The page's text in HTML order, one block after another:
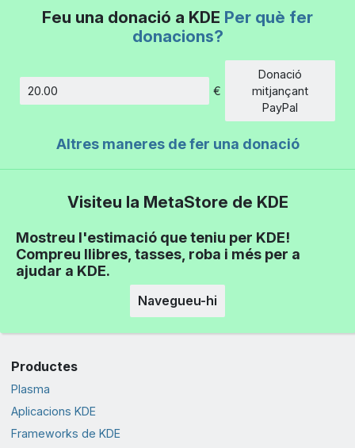
Feu una donació a KDE Per què fer
donacions?
€
Donació
mitjançant
PayPal
Altres maneres de fer una donació
Visiteu la MetaStore de KDE
Mostreu l'estimació que teniu per KDE!
Compreu llibres, tasses, roba i més per a
ajudar a KDE.
Navegueu-hi
Productes
Plasma
Aplicacions KDE
Frameworks de KDE